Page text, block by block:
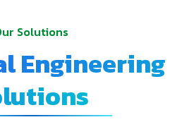
Solutions
Engineering